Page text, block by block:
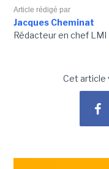
Article rédigé par
Jacques Cheminat
Rédacteur en chef LMI
Cet article